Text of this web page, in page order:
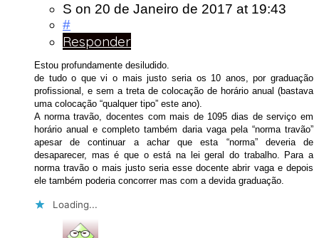
S on 20 de Janeiro de 2017 at 19:43
#
Responder
Estou profundamente desiludido.
de tudo o que vi o mais justo seria os 10 anos, por graduação
profissional, e sem a treta de colocação de horário anual (bastava
uma colocação “qualquer tipo” este ano).
A norma travão, docentes com mais de 1095 dias de serviço em
horário anual e completo também daria vaga pela “norma travão”
apesar de continuar a achar que esta “norma” deveria de
desaparecer, mas é que o está na lei geral do trabalho. Para a
norma travão o mais justo seria esse docente abrir vaga e depois
ele também poderia concorrer mas com a devida graduação.
Loading...